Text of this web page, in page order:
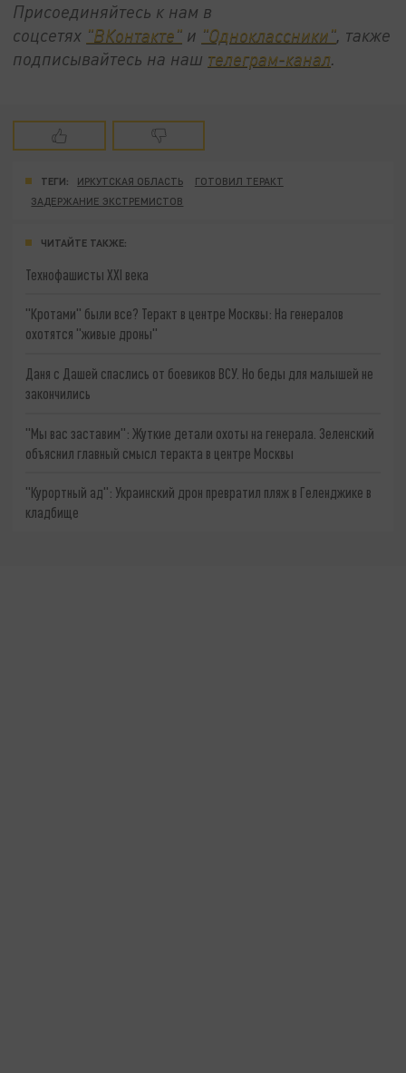
Присоединяйтесь к нам в
соцсетях "ВКонтакте" и "Одноклассники", также
подписывайтесь на наш телеграм-канал.
ТЕГИ: ИРКУТСКАЯ ОБЛАСТЬ
ГОТОВИЛ ТЕРАКТ
ЗАДЕРЖАНИЕ ЭКСТРЕМИСТОВ
ЧИТАЙТЕ ТАКЖЕ:
Технофашисты XXI века
"Кротами" были все? Теракт в центре Москвы: На генералов
охотятся "живые дроны"
Даня с Дашей спаслись от боевиков ВСУ. Но беды для малышей не
закончились
"Мы вас заставим": Жуткие детали охоты на генерала. Зеленский
объяснил главный смысл теракта в центре Москвы
"Курортный ад": Украинский дрон превратил пляж в Геленджике в
кладбище